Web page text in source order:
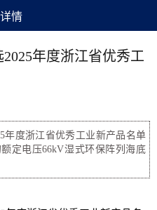
情
年度浙江省优秀工
年度浙江省优秀工业新产品名单
定电压66kV湿式环保阵列海底